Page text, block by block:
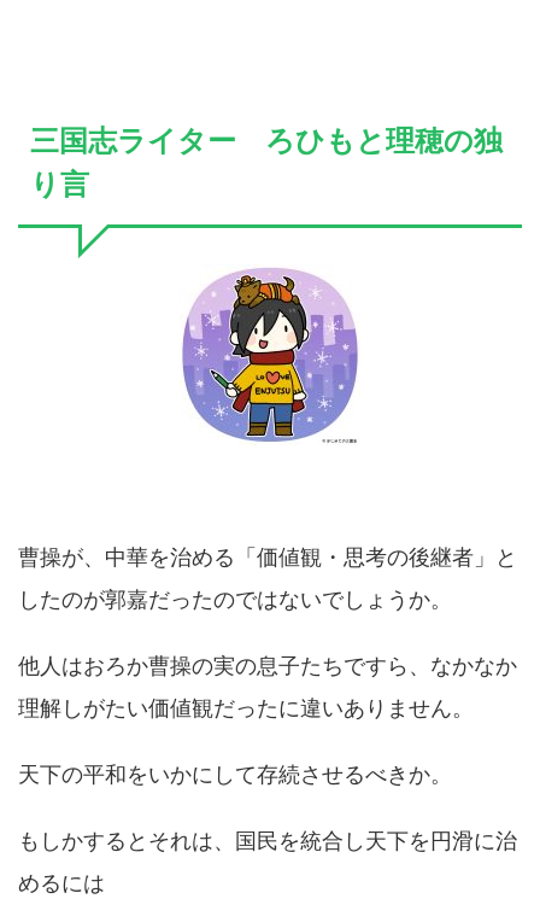
三国志ライター ろひもと理穂の独
り言
曹操が、中華を治める「価値観・思考の後継者」と
したのが郭嘉だったのではないでしょうか。
他人はおろか曹操の実の息子たちですら、なかなか
理解しがたい価値観だったに違いありません。
天下の平和をいかにして存続させるべきか。
もしかするとそれは、国民を統合し天下を円滑に治
めるには